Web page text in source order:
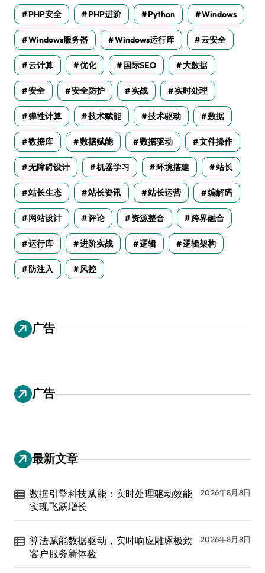
PHP安全 PHP进阶 Python Windows
Windows服务器 Windows运行库 云安全
云计算 优化 国际SEO 大数据
安全 安全防护 实战 实时处理
弹性计算 技术赋能 技术驱动 数据
数据库 数据赋能 数据驱动 文件操作
无障碍设计 机器学习 环境搭建 站长
站长生态 站长资讯 站长运营 编解码
网站设计 评论 资源整合 跨界融合
运行库 进阶实战 逻辑 逻辑架构
防注入 风控
广告
广告
最新文章
数据引擎科技赋能：实时处理驱动效能
实现飞跃增长
2026年8月8日
算法赋能数据驱动，实时响应雕琢极致
客户服务新体验
2026年8月8日